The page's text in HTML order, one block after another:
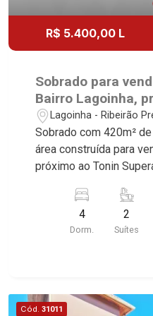
R$ 5.400,00 L
Sobrado para
Bairro Lagoinha,
ao Tonin
Preto/SP.
Lagoinha - Ribeirão
Sobrado com 420m²
área construída para
próximo ao Tonin
deste imóvel que a
selecionou para você: - 301m² de área terreno e
195m² de área
Lazer com piscina -
4
Dorm.
2
Suítes
Cód. 31011